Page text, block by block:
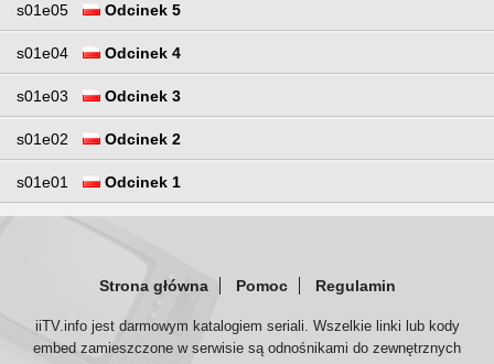
s01e05 Odcinek 5
s01e04 Odcinek 4
s01e03 Odcinek 3
s01e02 Odcinek 2
s01e01 Odcinek 1
Strona główna Pomoc Regulamin
iiTV.info jest darmowym katalogiem seriali. Wszelkie linki lub kody
embed zamieszczone w serwisie są odnośnikami do zewnętrznych